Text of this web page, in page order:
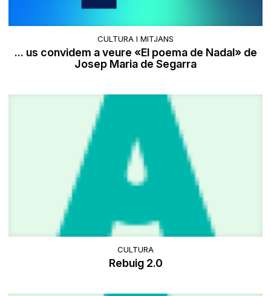
CULTURA I MITJANS
... us convidem a veure «El poema de Nadal» de
Josep Maria de Segarra
CULTURA
Rebuig 2.0